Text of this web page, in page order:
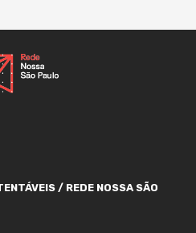
/ REDE NOSSA SÃO